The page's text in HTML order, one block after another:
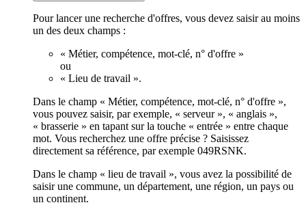
Pour lancer une recherche d'offres, vous devez saisir au moins
un des deux champs :
« Métier, compétence, mot-clé, n° d'offre »
ou
« Lieu de travail ».
Dans le champ « Métier, compétence, mot-clé, n° d'offre »,
vous pouvez saisir, par exemple, « serveur », « anglais »,
« brasserie » en tapant sur la touche « entrée » entre chaque
mot. Vous recherchez une offre précise ? Saisissez
directement sa référence, par exemple 049RSNK.
Dans le champ « lieu de travail », vous avez la possibilité de
saisir une commune, un département, une région, un pays ou
un continent.